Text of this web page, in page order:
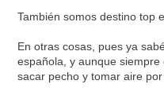
También somos destino top
En otras cosas, pues ya
española, y aunque
sacar pecho y tomar aire